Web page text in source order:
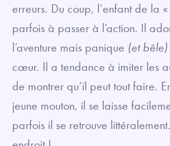
erreurs. Du coup, l’enfant de la
parfois à passer à l’action. Il
l’aventure mais panique (et bêle)
cœur. Il a tendance à imiter les
de montrer qu’il peut tout faire.
jeune mouton, il se laisse
parfois il se retrouve